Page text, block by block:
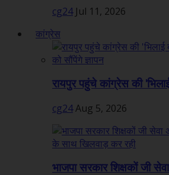
cg24 Jul 11, 2026
कांग्रेस
रायपुर पहुंचे कांग्रेस की
cg24Aug 5, 2026
भाजपा सरकार शिक्षकों जी